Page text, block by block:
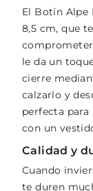
El Botín Alpe
8,5 cm, que
le da un
cierre
calzarlo y
perfecta
con un
Calidad y
Cuando
te duren